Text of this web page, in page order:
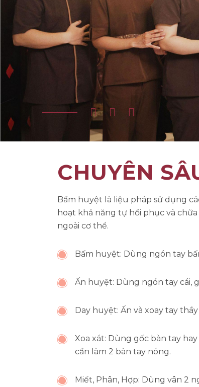
CHUYÊN
Bấm huyệt là liệu pháp sử dụng
hoạt khả năng tự hồi phục và
ngoài cơ thể.
Bấm huyệt: Dùng ngón tay
Ấn huyệt: Dùng ngón tay cái,
Day huyệt: Ấn và xoay tay
Xoa xát: Dùng gốc bàn tay
cần làm 2 bàn tay nóng.
Miết, Phân, Hợp: Dùng vân 2